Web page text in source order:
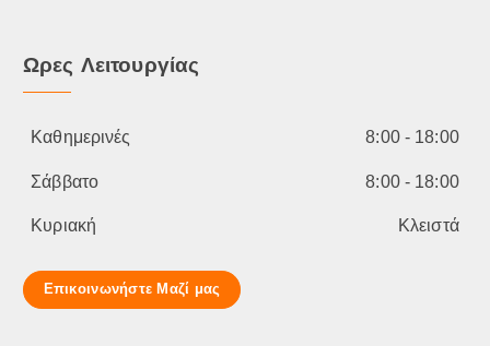
Ωρες Λειτουργίας
Καθημερινές 8:00 - 18:00
Σάββατο 8:00 - 18:00
Κυριακή Κλειστά
Επικοινωνήστε Μαζί μας